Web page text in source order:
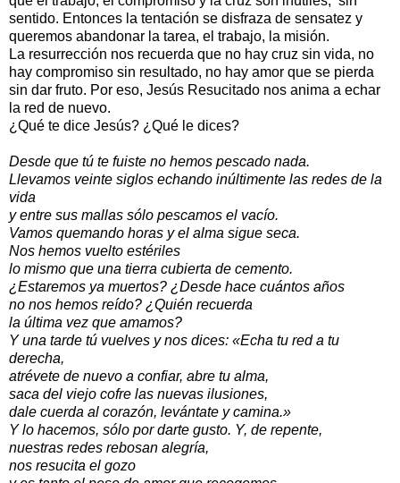
sentido. Entonces la tentación se disfraza de sensatez y
queremos abandonar la tarea, el trabajo, la misión.
La resurrección nos recuerda que no hay cruz sin vida, no
hay compromiso sin resultado, no hay amor que se pierda
sin dar fruto. Por eso, Jesús Resucitado nos anima a echar
la red de nuevo.
¿Qué te dice Jesús? ¿Qué le dices?
Desde que tú te fuiste no hemos pescado nada.
Llevamos veinte siglos echando inúltimente las redes de la
vida
y entre sus mallas sólo pescamos el vacío.
Vamos quemando horas y el alma sigue seca.
Nos hemos vuelto estériles
lo mismo que una tierra cubierta de cemento.
¿Estaremos ya muertos? ¿Desde hace cuántos años
no nos hemos reído? ¿Quién recuerda
la última vez que amamos?
Y una tarde tú vuelves y nos dices: «Echa tu red a tu
derecha,
atrévete de nuevo a confiar, abre tu alma,
saca del viejo cofre las nuevas ilusiones,
dale cuerda al corazón, levántate y camina.»
Y lo hacemos, sólo por darte gusto. Y, de repente,
nuestras redes rebosan alegría,
nos resucita el gozo